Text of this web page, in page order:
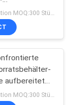
26
beiseite
Reconsideration MOQ:300 Stücke
aufbereitete
Reconsideration MOQ:300 Stücke